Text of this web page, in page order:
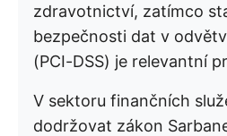
zdravotnictví, zatímco
bezpečnosti dat v
(PCI-DSS) je relevantní
V sektoru finančních
dodržovat zákon